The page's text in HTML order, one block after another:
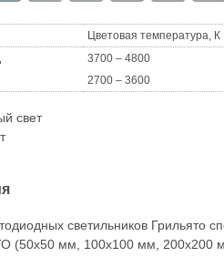
Цветовая температура, К
3700 – 4800
2700 – 3600
свет
светильников Грильято
(50х50 мм, 100х100 мм, 200х200